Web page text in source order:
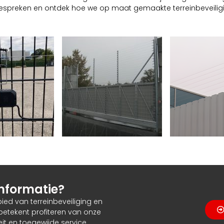
en ontdek hoe we op maat gemaakte
van terreinbeveiliging en
profiteren van onze